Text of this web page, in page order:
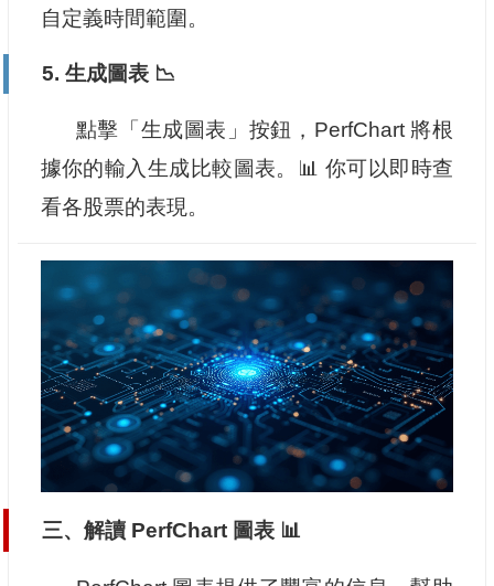
自定義時間範圍。
5. 生成圖表 📉
點擊「生成圖表」按鈕，PerfChart 將根
據你的輸入生成比較圖表。📊 你可以即時查
看各股票的表現。
三、解讀 PerfChart 圖表 📊